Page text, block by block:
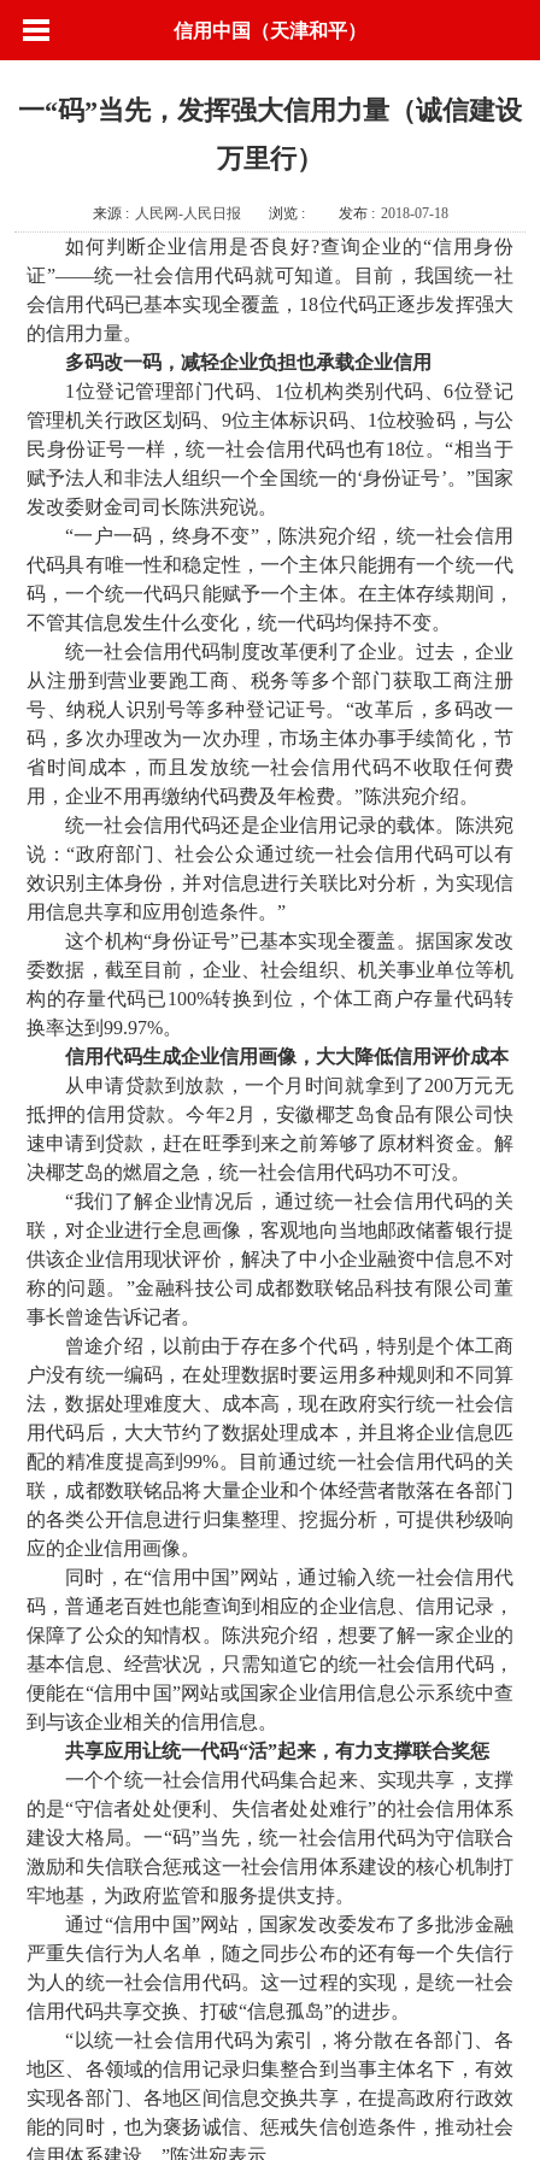
信用中国（天津和平）
一“码”当先，发挥强大信用力量（诚信建设
万里行）
来源 : 人民网-人民日报 浏览 : 发布 : 2018-07-18
如何判断企业信用是否良好?查询企业的“信用身份
证”——统一社会信用代码就可知道。目前，我国统一社
会信用代码已基本实现全覆盖，18位代码正逐步发挥强大
的信用力量。
多码改一码，减轻企业负担也承载企业信用
1位登记管理部门代码、1位机构类别代码、6位登记
管理机关行政区划码、9位主体标识码、1位校验码，与公
民身份证号一样，统一社会信用代码也有18位。“相当于
赋予法人和非法人组织一个全国统一的‘身份证号’。”国家
发改委财金司司长陈洪宛说。
“一户一码，终身不变”，陈洪宛介绍，统一社会信用
代码具有唯一性和稳定性，一个主体只能拥有一个统一代
码，一个统一代码只能赋予一个主体。在主体存续期间，
不管其信息发生什么变化，统一代码均保持不变。
统一社会信用代码制度改革便利了企业。过去，企业
从注册到营业要跑工商、税务等多个部门获取工商注册
号、纳税人识别号等多种登记证号。“改革后，多码改一
码，多次办理改为一次办理，市场主体办事手续简化，节
省时间成本，而且发放统一社会信用代码不收取任何费
用，企业不用再缴纳代码费及年检费。”陈洪宛介绍。
统一社会信用代码还是企业信用记录的载体。陈洪宛
说：“政府部门、社会公众通过统一社会信用代码可以有
效识别主体身份，并对信息进行关联比对分析，为实现信
用信息共享和应用创造条件。”
这个机构“身份证号”已基本实现全覆盖。据国家发改
委数据，截至目前，企业、社会组织、机关事业单位等机
构的存量代码已100%转换到位，个体工商户存量代码转
换率达到99.97%。
信用代码生成企业信用画像，大大降低信用评价成本
从申请贷款到放款，一个月时间就拿到了200万元无
抵押的信用贷款。今年2月，安徽椰芝岛食品有限公司快
速申请到贷款，赶在旺季到来之前筹够了原材料资金。解
决椰芝岛的燃眉之急，统一社会信用代码功不可没。
“我们了解企业情况后，通过统一社会信用代码的关
联，对企业进行全息画像，客观地向当地邮政储蓄银行提
供该企业信用现状评价，解决了中小企业融资中信息不对
称的问题。”金融科技公司成都数联铭品科技有限公司董
事长曾途告诉记者。
曾途介绍，以前由于存在多个代码，特别是个体工商
户没有统一编码，在处理数据时要运用多种规则和不同算
法，数据处理难度大、成本高，现在政府实行统一社会信
用代码后，大大节约了数据处理成本，并且将企业信息匹
配的精准度提高到99%。目前通过统一社会信用代码的关
联，成都数联铭品将大量企业和个体经营者散落在各部门
的各类公开信息进行归集整理、挖掘分析，可提供秒级响
应的企业信用画像。
同时，在“信用中国”网站，通过输入统一社会信用代
码，普通老百姓也能查询到相应的企业信息、信用记录，
保障了公众的知情权。陈洪宛介绍，想要了解一家企业的
基本信息、经营状况，只需知道它的统一社会信用代码，
便能在“信用中国”网站或国家企业信用信息公示系统中查
到与该企业相关的信用信息。
共享应用让统一代码“活”起来，有力支撑联合奖惩
一个个统一社会信用代码集合起来、实现共享，支撑
的是“守信者处处便利、失信者处处难行”的社会信用体系
建设大格局。一“码”当先，统一社会信用代码为守信联合
激励和失信联合惩戒这一社会信用体系建设的核心机制打
牢地基，为政府监管和服务提供支持。
通过“信用中国”网站，国家发改委发布了多批涉金融
严重失信行为人名单，随之同步公布的还有每一个失信行
为人的统一社会信用代码。这一过程的实现，是统一社会
信用代码共享交换、打破“信息孤岛”的进步。
“以统一社会信用代码为索引，将分散在各部门、各
地区、各领域的信用记录归集整合到当事主体名下，有效
实现各部门、各地区间信息交换共享，在提高政府行政效
能的同时，也为褒扬诚信、惩戒失信创造条件，推动社会
信用体系建设。”陈洪宛表示。